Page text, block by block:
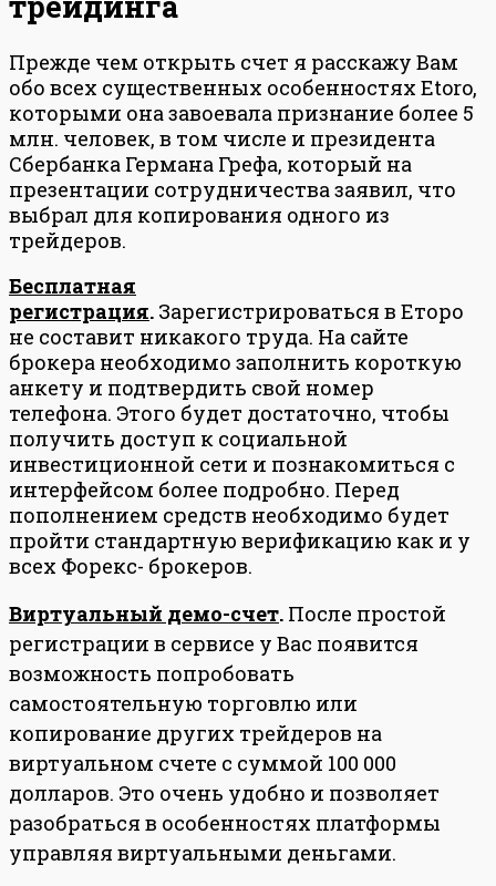
Прежде чем открыть счет я расскажу Вам
обо всех существенных особенностях Etoro,
которыми она завоевала признание более 5
млн. человек, в том числе и президента
Сбербанка Германа Грефа, который на
презентации сотрудничества заявил, что
выбрал для копирования одного из
трейдеров.
Бесплатная
регистрация. Зарегистрироваться в Еторо
не составит никакого труда. На сайте
брокера необходимо заполнить короткую
анкету и подтвердить свой номер
телефона. Этого будет достаточно, чтобы
получить доступ к социальной
инвестиционной сети и познакомиться с
интерфейсом более подробно. Перед
пополнением средств необходимо будет
пройти стандартную верификацию как и у
всех Форекс- брокеров.
Виртуальный демо-счет. После простой
регистрации в сервисе у Вас появится
возможность попробовать
самостоятельную торговлю или
копирование других трейдеров на
виртуальном счете с суммой 100 000
долларов. Это очень удобно и позволяет
разобраться в особенностях платформы
управляя виртуальными деньгами.